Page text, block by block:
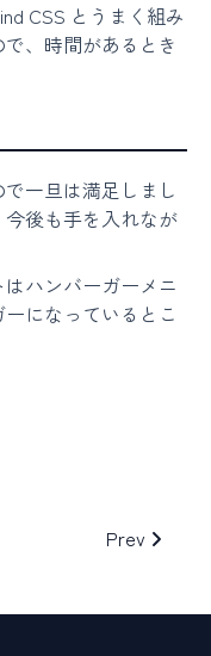
CSS とうまく組み
、時間があるとき
一旦は満足しまし
後も手を入れなが
ハンバーガーメニ
になっているとこ
Prev